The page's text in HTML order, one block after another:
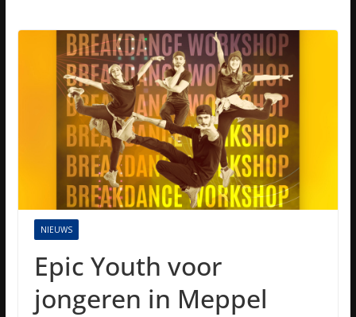
NIEUWS
Epic Youth voor
jongeren in Meppel